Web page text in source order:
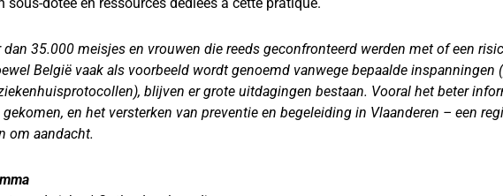
35.000 meisjes en vrouwen die reeds geconfronteerd werden met of een
België vaak als voorbeeld wordt genoemd vanwege bepaalde
blijven er grote uitdagingen bestaan. Vooral het beter
en het versterken van preventie en begeleiding in Vlaanderen – een
om aandacht.